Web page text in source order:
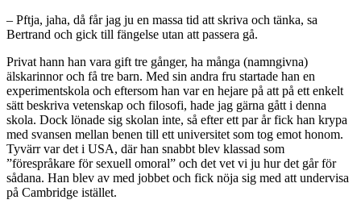
– Pftja, jaha, då får jag ju en massa tid att skriva och tänka, sa
Bertrand och gick till fängelse utan att passera gå.
Privat hann han vara gift tre gånger, ha många (namngivna)
älskarinnor och få tre barn. Med sin andra fru startade han en
experimentskola och eftersom han var en hejare på att på ett enkelt
sätt beskriva vetenskap och filosofi, hade jag gärna gått i denna
skola. Dock lönade sig skolan inte, så efter ett par år fick han krypa
med svansen mellan benen till ett universitet som tog emot honom.
Tyvärr var det i USA, där han snabbt blev klassad som
”förespråkare för sexuell omoral” och det vet vi ju hur det går för
sådana. Han blev av med jobbet och fick nöja sig med att undervisa
på Cambridge istället.